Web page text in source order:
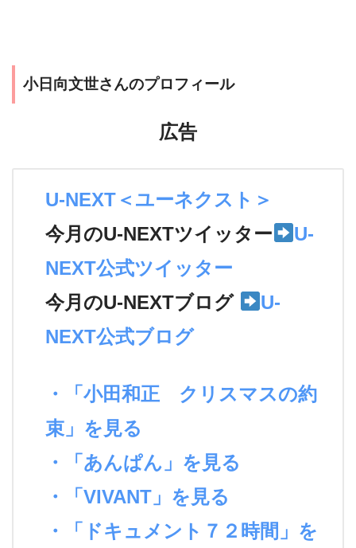
小日向文世さんのプロフィール
広告
U-NEXT＜ユーネクスト＞
今月のU-NEXTツイッター
U-
NEXT公式ツイッター
今月のU-NEXTブログ
U-
NEXT公式ブログ
・「小田和正 クリスマスの約
束」を見る
・「あんぱん」を見る
・「VIVANT」を見る
・「ドキュメント７２時間」を